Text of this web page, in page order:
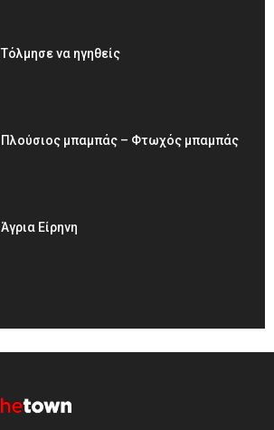
Τόλμησε να ηγηθείς
Πλούσιος μπαμπάς – Φτωχός μπαμπάς
Άγρια Είρηνη